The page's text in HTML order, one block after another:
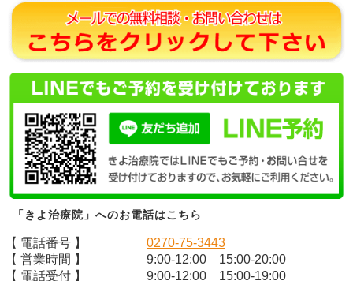
「きよ治療院」へのお電話はこちら
【 電話番号 】
0270-75-3443
【 営業時間 】
9:00-12:00 15:00-20:00
【 電話受付 】
9:00-12:00 15:00-19:00